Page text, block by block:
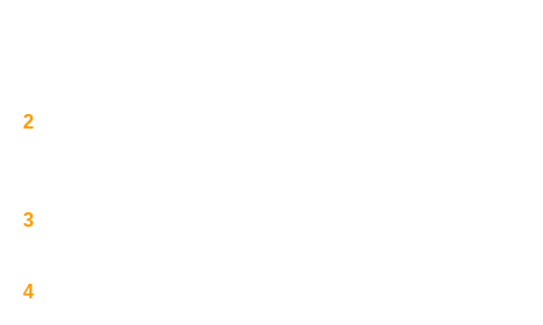
2
3
4